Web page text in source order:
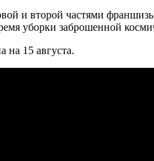
и второй частями
уборки заброшенной
на 15 августа.